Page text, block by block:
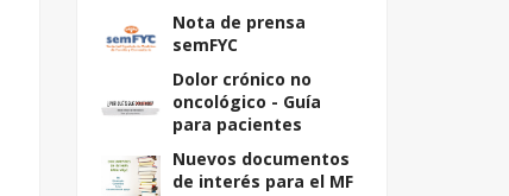
Nota de prensa
semFYC
Dolor crónico no
oncológico - Guía
para pacientes
Nuevos documentos
de interés para el MF